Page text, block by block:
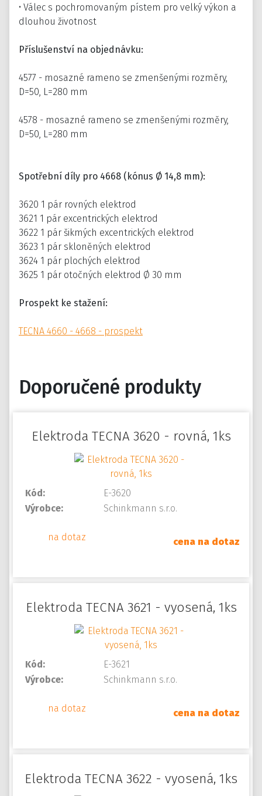
• Válec s pochromovaným pístem pro velký výkon a
dlouhou životnost
Příslušenství na objednávku:
4577 - mosazné rameno se zmenšenými rozměry,
D=50, L=280 mm
4578 - mosazné rameno se zmenšenými rozměry,
D=50, L=280 mm
Spotřební díly pro 4668 (kónus Ø 14,8 mm):
3620 1 pár rovných elektrod
3621 1 pár excentrických elektrod
3622 1 pár šikmých excentrických elektrod
3623 1 pár skloněných elektrod
3624 1 pár plochých elektrod
3625 1 pár otočných elektrod Ø 30 mm
Prospekt ke stažení:
TECNA 4660 - 4668 - prospekt
Doporučené produkty
Elektroda TECNA 3620 - rovná, 1ks
Kód:
E-3620
Výrobce:
Schinkmann s.r.o.
na dotaz cena na dotaz
Elektroda TECNA 3621 - vyosená, 1ks
Kód:
E-3621
Výrobce:
Schinkmann s.r.o.
na dotaz cena na dotaz
Elektroda TECNA 3622 - vyosená, 1ks